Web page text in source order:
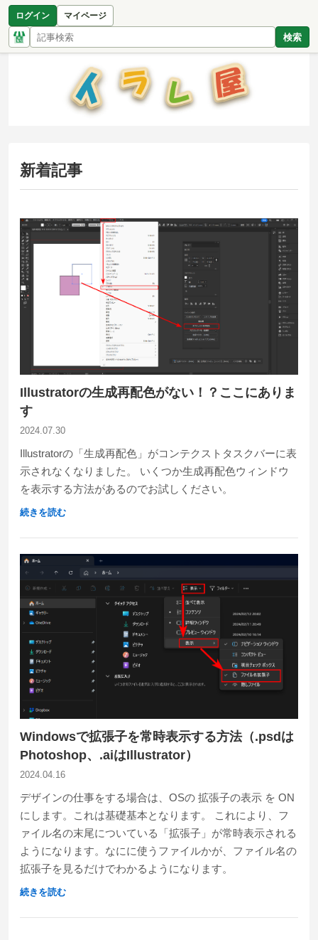
ログイン マイページ
検索
新着記事
Illustratorの生成再配色がない！？ここにありま
す
2024.07.30
Illustratorの「生成再配色」がコンテクストタスクバーに表
示されなくなりました。 いくつか生成再配色ウィンドウ
を表示する方法があるのでお試しください。
続きを読む
Windowsで拡張子を常時表示する方法（.psdは
Photoshop、.aiはIllustrator）
2024.04.16
デザインの仕事をする場合は、OSの 拡張子の表示 を ON
にします。これは基礎基本となります。 これにより、フ
ァイル名の末尾についている「拡張子」が常時表示される
ようになります。なにに使うファイルかが、ファイル名の
拡張子を見るだけでわかるようになります。
続きを読む